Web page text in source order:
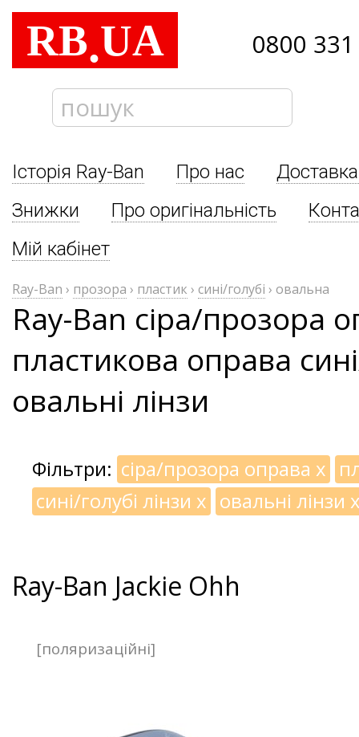
RB.UA 0800
Історія Ray-Ban Про нас
Знижки
Про оригінальність
Мій кабінет
Ray-Ban › прозора › пластик › сині/голубі › овальна
Ray-Ban сіра/прозора
пластикова оправа
овальні лінзи
Фільтри: сіра/прозора оправа x
сині/голубі лінзи x овальні лінзи
Ray-Ban Jackie Ohh
[поляризаційні]